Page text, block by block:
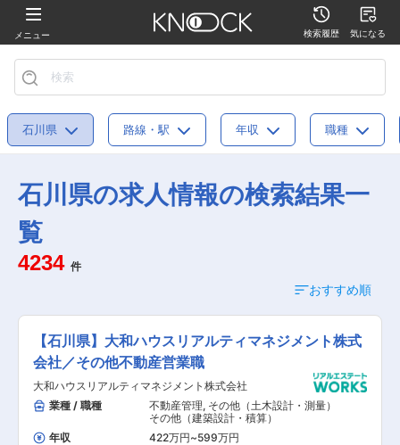
メニュー 検索履歴 気になる
石川県 路線・駅 年収 職種
石川県の求人情報の検索結果一
覧
4234 件
おすすめ順
【石川県】大和ハウスリアルティマネジメント株式
会社／その他不動産営業職
大和ハウスリアルティマネジメント株式会社
業種 / 職種
不動産管理, その他（土木設計・測量）
その他（建築設計・積算）
年収
422万円~599万円